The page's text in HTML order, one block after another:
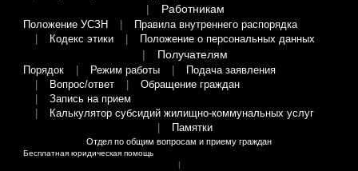
Работникам
Положение УСЗН
Правила внутреннего распорядка
Кодекс этики
Положение о персональных данных
Получателям
Порядок Режим работы
Подача заявления
Вопрос/ответ
Обращение граждан
Запись на прием
Калькулятор субсидий жилищно-коммунальных услуг
Памятки
Отдел по общим вопросам и приему граждан
Бесплатная юридическая помощь